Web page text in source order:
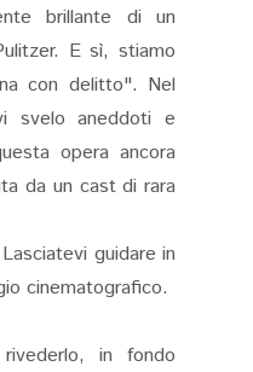
brillante di un
E sì, stiamo
con delitto". Nel
svelo aneddoti e
opera ancora
da un cast di rara
guidare in
cinematografico.
in fondo